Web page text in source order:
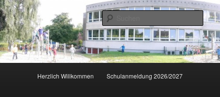
Zum
primären
Inhalt
springen
Herzlich Willkommen Schulanmeldung 2026/2027